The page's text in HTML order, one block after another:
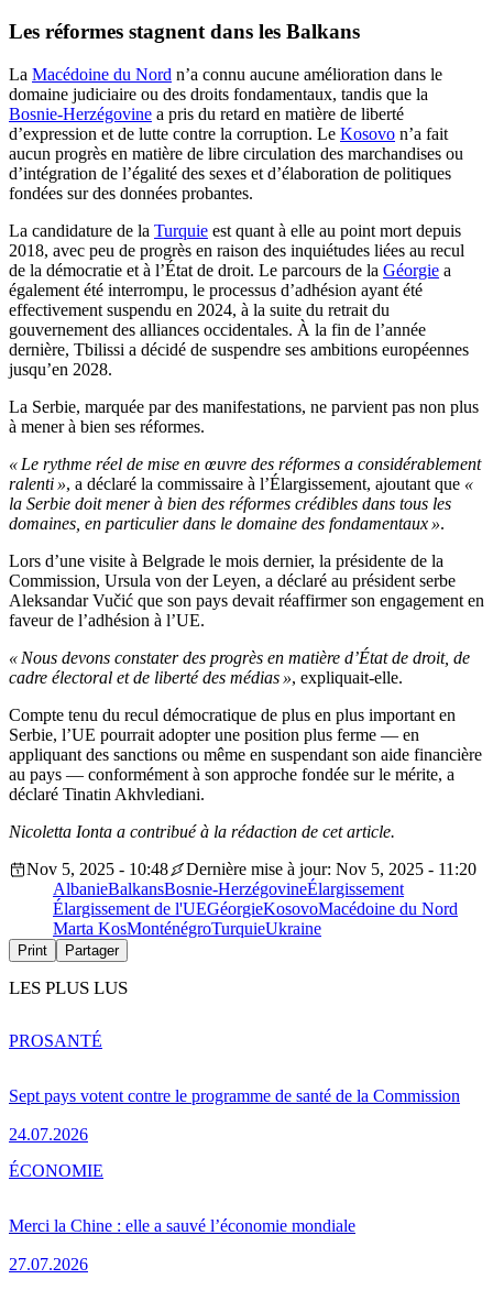
Les réformes stagnent dans les Balkans
La Macédoine du Nord n’a connu aucune amélioration dans le
domaine judiciaire ou des droits fondamentaux, tandis que la
Bosnie-Herzégovine a pris du retard en matière de liberté
d’expression et de lutte contre la corruption. Le Kosovo n’a fait
aucun progrès en matière de libre circulation des marchandises ou
d’intégration de l’égalité des sexes et d’élaboration de politiques
fondées sur des données probantes.
La candidature de la Turquie est quant à elle au point mort depuis
2018, avec peu de progrès en raison des inquiétudes liées au recul
de la démocratie et à l’État de droit. Le parcours de la Géorgie a
également été interrompu, le processus d’adhésion ayant été
effectivement suspendu en 2024, à la suite du retrait du
gouvernement des alliances occidentales. À la fin de l’année
dernière, Tbilissi a décidé de suspendre ses ambitions européennes
jusqu’en 2028.
La Serbie, marquée par des manifestations, ne parvient pas non plus
à mener à bien ses réformes.
« Le rythme réel de mise en œuvre des réformes a considérablement
ralenti », a déclaré la commissaire à l’Élargissement, ajoutant que «
la Serbie doit mener à bien des réformes crédibles dans tous les
domaines, en particulier dans le domaine des fondamentaux ».
Lors d’une visite à Belgrade le mois dernier, la présidente de la
Commission, Ursula von der Leyen, a déclaré au président serbe
Aleksandar Vučić que son pays devait réaffirmer son engagement en
faveur de l’adhésion à l’UE.
« Nous devons constater des progrès en matière d’État de droit, de
cadre électoral et de liberté des médias », expliquait-elle.
Compte tenu du recul démocratique de plus en plus important en
Serbie, l’UE pourrait adopter une position plus ferme — en
appliquant des sanctions ou même en suspendant son aide financière
au pays — conformément à son approche fondée sur le mérite, a
déclaré Tinatin Akhvlediani.
Nicoletta Ionta a contribué à la rédaction de cet article.
Nov 5, 2025 - 10:48
Dernière mise à jour: Nov 5, 2025 - 11:20
AlbanieBalkansBosnie-HerzégovineÉlargissement
Élargissement de l'UEGéorgieKosovoMacédoine du Nord
Marta KosMonténégroTurquieUkraine
Print Partager
LES PLUS LUS
Sept pays votent contre le programme de santé de la Commission
24.07.2026
PROSANTÉ
Merci la Chine : elle a sauvé l’économie mondiale
27.07.2026
ÉCONOMIE